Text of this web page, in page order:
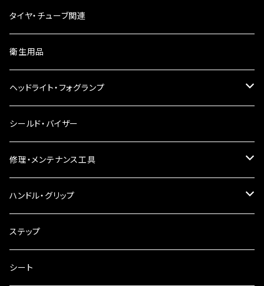
ウインカーリレー
ウインカーレンズ
LEDウインカー
電球型ウインカー
バードゲージウインカー
ウインカークランプ
タイヤ・チューブ関連
衛生用品
ヘッドライト・フォグランプ
ヘッドライト
フォグランプ
配線・リレー
シールド・バイザー
修理・メンテナンス工具
インテークマニホールド
電装・配線・キボシ等
キャブレター
ハンドル・グリップ
グリップ
バーハン
ステップ
シート